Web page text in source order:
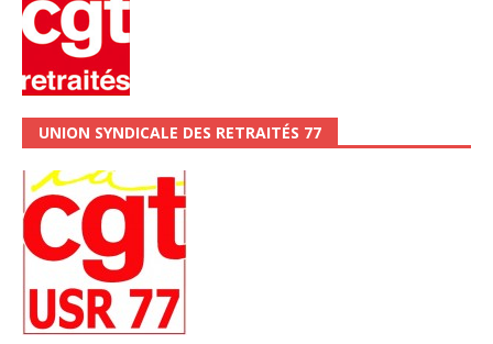
UNION SYNDICALE DES RETRAITÉS 77